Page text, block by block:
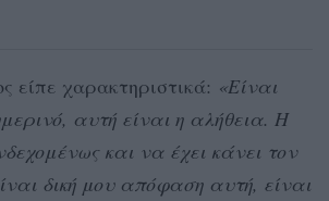
είπε χαρακτηριστικά: «Είναι
αυτή είναι η αλήθεια. Η
και να έχει κάνει τον
δική μου απόφαση αυτή, είναι